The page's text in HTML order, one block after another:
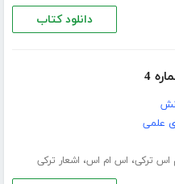
دانلود کتاب
4
علمی
اس ترکی، اس ام اس، اشعار ترکی